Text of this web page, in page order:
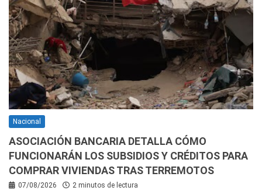
Nacional
ASOCIACIÓN BANCARIA DETALLA CÓMO
FUNCIONARÁN LOS SUBSIDIOS Y CRÉDITOS PARA
COMPRAR VIVIENDAS TRAS TERREMOTOS
07/08/2026 2 minutos de lectura